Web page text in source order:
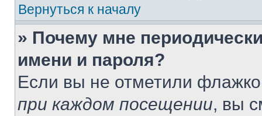
Вернуться к началу
» Почему мне
имени и пароля?
Если вы не отметили
при каждом посещении, вы